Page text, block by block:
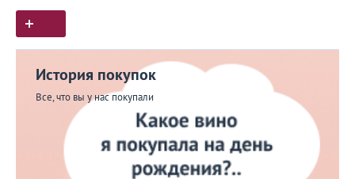
История покупок
Все, что вы у нас покупали